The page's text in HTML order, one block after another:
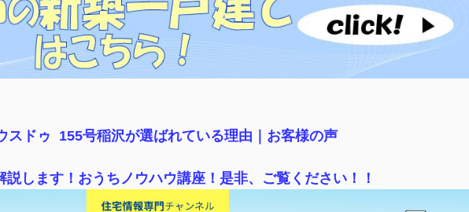
スドゥ 155号稲沢が選ばれている理由｜ お客様の声
説します！おうちノウハウ講座！是非、ご覧ください！！